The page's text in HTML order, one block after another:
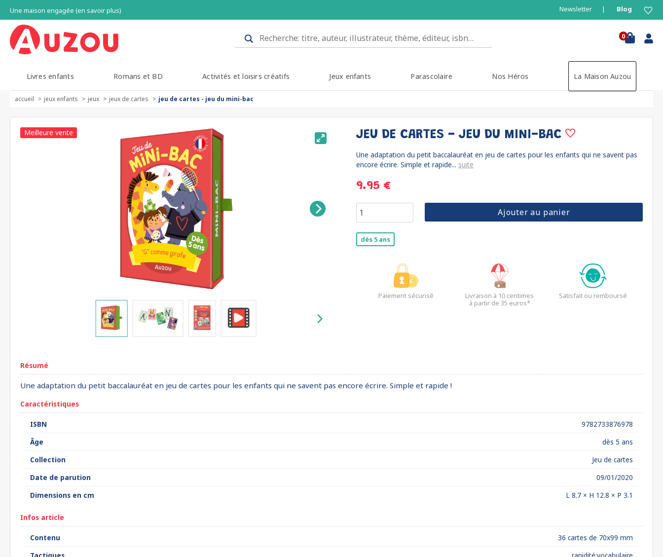
Une maison engagée (en savoir plus) Newsletter Blog
0
Livres enfants Romans et BD Activités et loisirs créatifs Jeux enfants Parascolaire Nos Héros La Maison Auzou
accueil jeux enfants jeux jeux de cartes jeu de cartes - jeu du mini-bac
JEU DE CARTES - JEU DU MINI-BAC
Une adaptation du petit baccalauréat en jeu de cartes pour les enfants qui ne savent pas
encore écrire. Simple et rapide... suite
9.95 €
Ajouter au panier
dès 5 ans
Paiement sécurisé
Livraison à 10 centimes
à partir de 35 euros*
Satisfait ou remboursé
Résumé
Une adaptation du petit baccalauréat en jeu de cartes pour les enfants qui ne savent pas encore écrire. Simple et rapide !
Caractéristiques
ISBN
9782733876978
Âge
dès 5 ans
Collection
Jeu de cartes
Date de parution
09/01/2020
Dimensions en cm
L 8.7 × H 12.8 × P 3.1
Infos article
Contenu
36 cartes de 70x99 mm